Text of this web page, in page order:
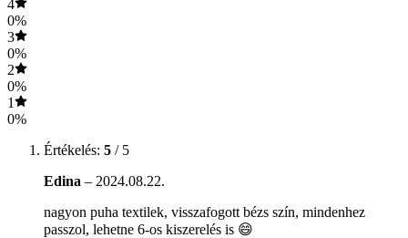
4
0%
3
0%
2
0%
1
0%
Értékelés: 5 / 5
Edina – 2024.08.22.
nagyon puha textilek, visszafogott bézs szín, mindenhez
passzol, lehetne 6-os kiszerelés is 😄